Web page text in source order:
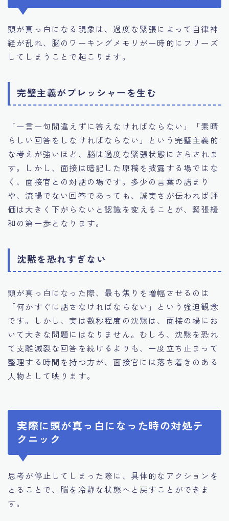
頭が真っ白になる現象は、過度な緊張によって自律神
経が乱れ、脳のワーキングメモリが一時的にフリーズ
してしまうことで起こります。
完璧主義がプレッシャーを生む
「一言一句間違えずに答えなければならない」「素晴
らしい回答をしなければならない」という完璧主義的
な考えが強いほど、脳は過度な緊張状態にさらされま
す。しかし、面接は暗記した原稿を披露する場ではな
く、面接官との対話の場です。多少の言葉の詰まり
や、流暢でない回答であっても、誠実さが伝われば評
価は大きく下がらないと認識を変えることが、緊張緩
和の第一歩となります。
沈黙を恐れすぎない
頭が真っ白になった際、最も焦りを増幅させるのは
「何かすぐに話さなければならない」という強迫観念
です。しかし、実は数秒程度の沈黙は、面接の場にお
いて大きな問題にはなりません。むしろ、沈黙を恐れ
て支離滅裂な回答を続けるよりも、一度立ち止まって
整理する時間を持つ方が、面接官には落ち着きのある
人物として映ります。
実際に頭が真っ白になった時の対処テ
クニック
思考が停止してしまった際に、具体的なアクションを
とることで、脳を冷静な状態へと戻すことができま
す。